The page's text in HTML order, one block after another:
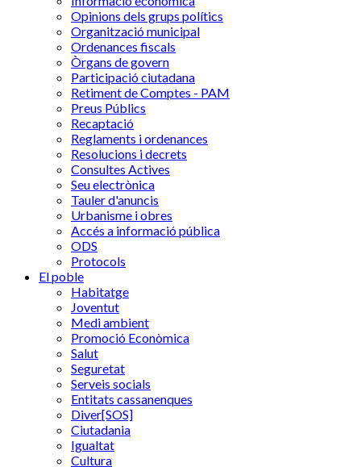
Opinions dels grups polítics
Organització municipal
Ordenances fiscals
Òrgans de govern
Participació ciutadana
Retiment de Comptes - PAM
Preus Públics
Recaptació
Reglaments i ordenances
Resolucions i decrets
Consultes Actives
Seu electrònica
Tauler d'anuncis
Urbanisme i obres
Accés a informació pública
ODS
Protocols
El poble
Habitatge
Joventut
Medi ambient
Promoció Econòmica
Salut
Seguretat
Serveis socials
Entitats cassanenques
Diver[SOS]
Ciutadania
Igualtat
Cultura